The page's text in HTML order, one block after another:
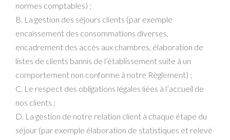
normes comptables) ;
B. La gestion des séjours clients (par exemple
encaissement des consommations diverses,
encadrement des accès aux chambres, élaboration de
listes de clients bannis de l’établissement suite à un
comportement non conforme à notre Règlement) ;
C. Le respect des obligations légales liées à l’accueil de
nos clients ;
D. La gestion de notre relation client à chaque étape du
séjour (par exemple élaboration de statistiques et relevé